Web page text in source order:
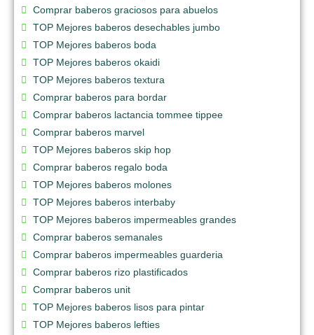
Comprar baberos graciosos para abuelos
TOP Mejores baberos desechables jumbo
TOP Mejores baberos boda
TOP Mejores baberos okaidi
TOP Mejores baberos textura
Comprar baberos para bordar
Comprar baberos lactancia tommee tippee
Comprar baberos marvel
TOP Mejores baberos skip hop
Comprar baberos regalo boda
TOP Mejores baberos molones
TOP Mejores baberos interbaby
TOP Mejores baberos impermeables grandes
Comprar baberos semanales
Comprar baberos impermeables guarderia
Comprar baberos rizo plastificados
Comprar baberos unit
TOP Mejores baberos lisos para pintar
TOP Mejores baberos lefties